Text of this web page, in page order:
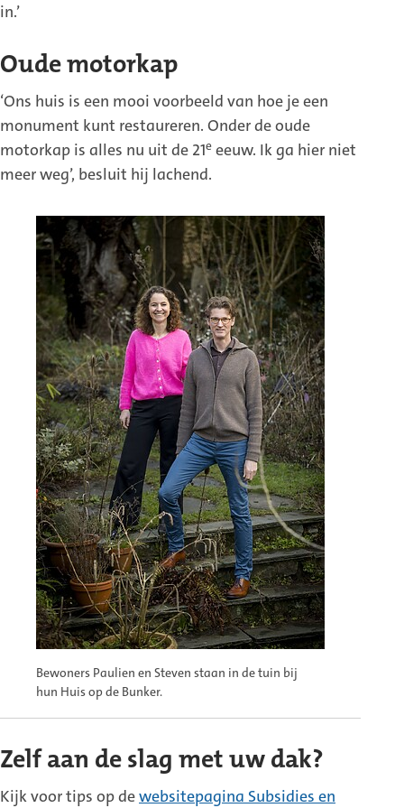
in.’
Oude motorkap
‘Ons huis is een mooi voorbeeld van hoe je een
monument kunt restaureren. Onder de oude
motorkap is alles nu uit de 21e eeuw. Ik ga hier niet
meer weg’, besluit hij lachend.
Bewoners Paulien en Steven staan in de tuin bij
hun Huis op de Bunker.
Zelf aan de slag met uw dak?
Kijk voor tips op dewebsitepagina Subsidies en